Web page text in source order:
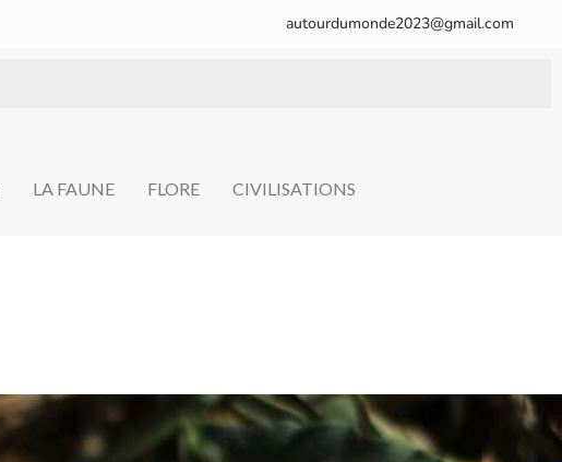
autourdumonde2023@gmail.com
LA FAUNE FLORE CIVILISATIONS